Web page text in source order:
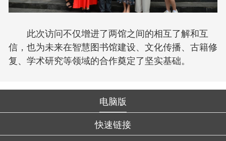
此次访问不仅增进了两馆之间的相互了解和互
信，也为未来在智慧图书馆建设、文化传播、古籍修
复、学术研究等领域的合作奠定了坚实基础。
电脑版
快速链接